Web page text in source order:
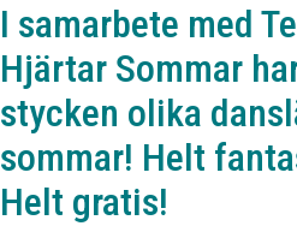
I samarbete med
Hjärtar Sommar
stycken olika
sommar! Helt
Helt gratis!